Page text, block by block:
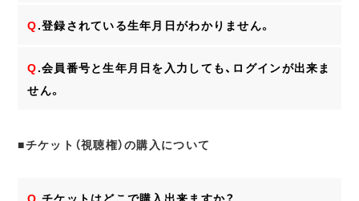
Q.登録されている生年月日がわかりません。
Q.会員番号と生年月日を入力しても、ログインが出来ま
せん。
■チケット（視聴権）の購入について